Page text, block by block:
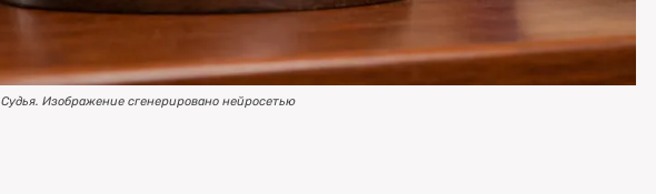
Судья. Изображение сгенерировано нейросетью